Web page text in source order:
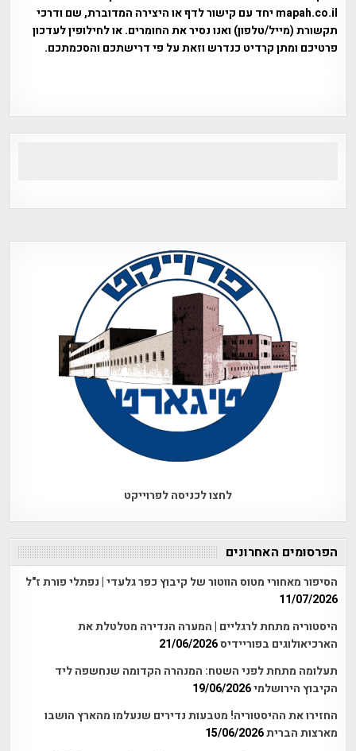
mapah.co.il יחד עם קישור לדף או היצירה המדוברת, שם ודרכי
תקשורת (מייל/טלפון) ואנו נסיר את החומרים. או לחילופין לעדכון
פרטיכם ומתן קרדיט כנדרש וזאת על פי דרישתכם והסכמתכם.
לחצו לכניסה לפרוייקט
הפרסומים האחרונים
הסיפור מאחורי מטוס הווטור של קיבוץ כפר גלעדי | נפתלי פורת ז"ל
11/07/2026
היסטוריה מתחת לרגליים | המערה הנדירה מטלטלת את
הארכיאולוגים בפוריידיס21/06/2026
תעלומה מתחת לפני השטח: המנהרה הקדומה שנחשפה ליד
הקיבוץ הירושלמי19/06/2026
החזירו את ההיסטוריה! מטבעות נדירים שנעלמו מהארץ הושבו
מארצות הברית15/06/2026